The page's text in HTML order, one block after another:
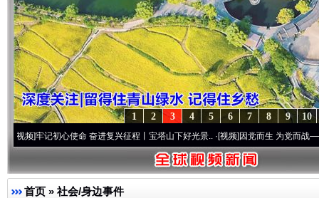
10
9
8
7
6
5
4
3
2
1
初心使命 奋进复兴征程丨宝塔山下好光景..·[视频]因党而生 为党而战——百年“纪”
首页 » 社会/身边事件